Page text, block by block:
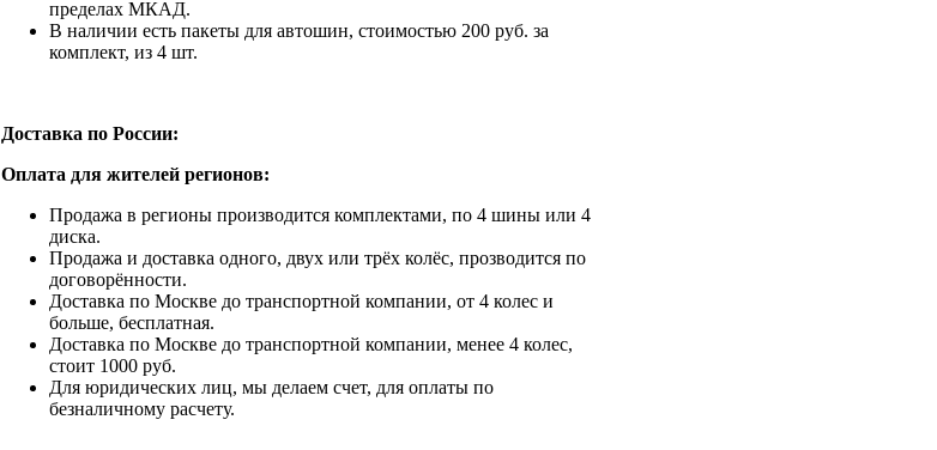
пределах МКАД.
В наличии есть пакеты для автошин, стоимостью 200 руб. за
комплект, из 4 шт.
Доставка по России:
Оплата для жителей регионов:
Продажа в регионы производится комплектами, по 4 шины или 4
диска.
Продажа и доставка одного, двух или трёх колёс, прозводится по
договорённости.
Доставка по Москве до транспортной компании, от 4 колес и
больше, бесплатная.
Доставка по Москве до транспортной компании, менее 4 колес,
стоит 1000 руб.
Для юридических лиц, мы делаем счет, для оплаты по
безналичному расчету.